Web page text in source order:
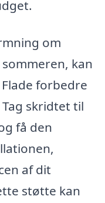
om
kan
forbedre
skridtet til
få den
af dit
støtte kan